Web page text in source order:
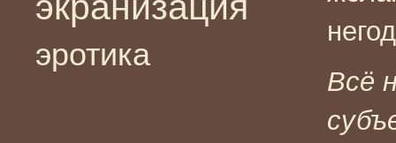
эротика
Всё